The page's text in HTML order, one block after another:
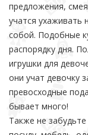
предложения,
учатся ухаживать
собой. Подобные
распорядку дня.
игрушки для
они учат девочку
превосходные
бывает много!
Также не